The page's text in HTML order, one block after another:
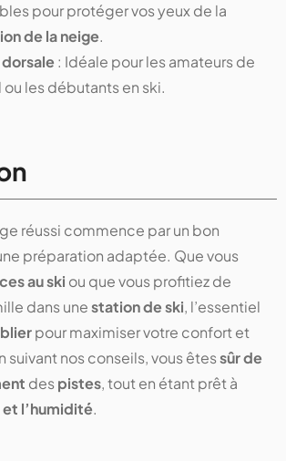
pour protéger vos yeux de la
de la neige.
: Idéale pour les amateurs de
les débutants en ski.
réussi commence par un bon
préparation adaptée. Que vous
au ski ou que vous profitiez de
dans unestation de ski, l’essentiel
pour maximiser votre confort et
suivant nos conseils, vous êtessûr de
despistes, tout en étant prêt à
l’humidité.